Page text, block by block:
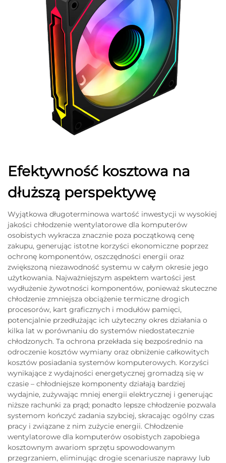
Efektywność kosztowa na
dłuższą perspektywę
Wyjątkowa długoterminowa wartość inwestycji w wysokiej
jakości chłodzenie wentylatorowe dla komputerów
osobistych wykracza znacznie poza początkową cenę
zakupu, generując istotne korzyści ekonomiczne poprzez
ochronę komponentów, oszczędności energii oraz
zwiększoną niezawodność systemu w całym okresie jego
użytkowania. Najważniejszym aspektem wartości jest
wydłużenie żywotności komponentów, ponieważ skuteczne
chłodzenie zmniejsza obciążenie termiczne drogich
procesorów, kart graficznych i modułów pamięci,
potencjalnie przedłużając ich użyteczny okres działania o
kilka lat w porównaniu do systemów niedostatecznie
chłodzonych. Ta ochrona przekłada się bezpośrednio na
odroczenie kosztów wymiany oraz obniżenie całkowitych
kosztów posiadania systemów komputerowych. Korzyści
wynikające z wydajności energetycznej gromadzą się w
czasie – chłodniejsze komponenty działają bardziej
wydajnie, zużywając mniej energii elektrycznej i generując
niższe rachunki za prąd; ponadto lepsze chłodzenie pozwala
systemom kończyć zadania szybciej, skracając ogólny czas
pracy i związane z nim zużycie energii. Chłodzenie
wentylatorowe dla komputerów osobistych zapobiega
kosztownym awariom sprzętu spowodowanym
przegrzaniem, eliminując drogie scenariusze naprawy lub